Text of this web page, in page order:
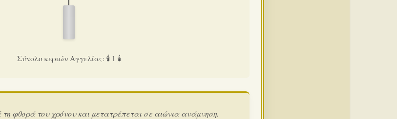
Σύνολο κεριών Αγγελίας: 🕯️ 1 🕯️
φθορά του χρόνου και μετατρέπεται σε αιώνια ανάμνηση.